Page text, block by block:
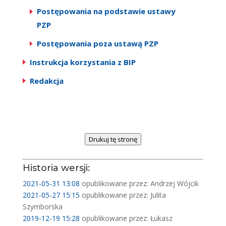
Postępowania na podstawie ustawy
PZP
Postępowania poza ustawą PZP
Instrukcja korzystania z BIP
Redakcja
Drukuj tę stronę
Historia wersji:
2021-05-31 13:08 opublikowane przez: Andrzej Wójcik
2021-05-27 15:15 opublikowane przez: Julita
Szymborska
2019-12-19 15:28 opublikowane przez: Łukasz